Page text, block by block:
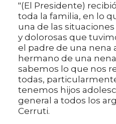
"(El Presidente)
toda la familia, en lo
una de las
y dolorosas que
el padre de una nena
hermano de una
sabemos lo que nos
todas,
tenemos hijos
general a todos los
Cerruti.